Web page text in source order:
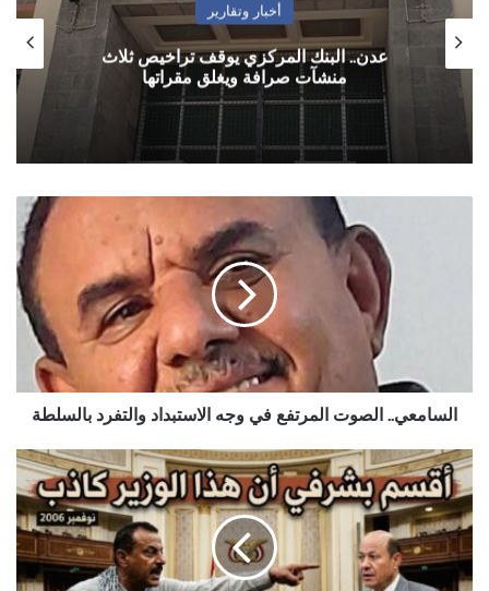
أخبار وتقارير
عدن.. البنك المركزي يوقف تراخيص ثلاث
منشآت صرافة ويغلق مقراتها
السامعي.. الصوت المرتفع في وجه الاستبداد والتفرد بالسلطة
"ضريبة
الصدق"..
القاضي
حاشد
يصارع
المرض